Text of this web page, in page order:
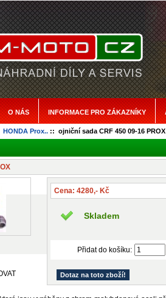
O NÁS INFORMACE PRO ZÁKAZNÍKY
HONDA Prox..:: ojniční sada CRF 450 09-16 PROX
Cena: 4280,- Kč
Skladem
Přidat do košíku:
Dotaz na toto zboží!